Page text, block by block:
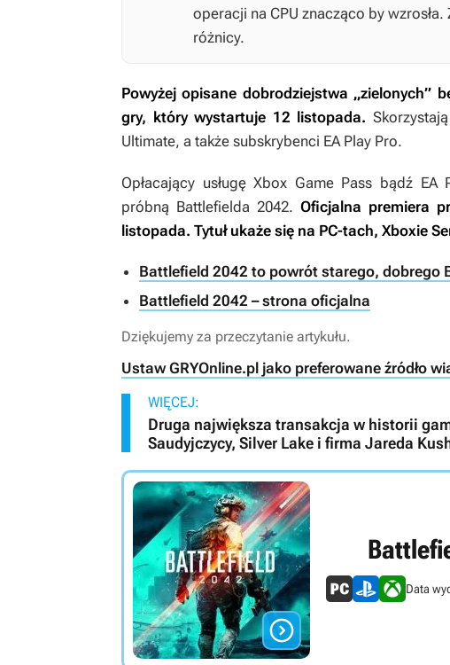
operacji na CPU znacząco by
różnicy.
Powyżej opisane dobrodziejstwa „zielonych”
gry, który wystartuje 12 listopada.
Ultimate, a także subskrybenci EA Play Pro.
Opłacający usługę Xbox Game Pass bądź
próbną Battlefielda 2042. Oficjalna premiera
listopada. Tytuł ukaże się na PC-tach, Xboxie
Battlefield 2042 to powrót starego, dobrego
Battlefield 2042 – strona oficjalna
Dziękujemy za przeczytanie artykułu.
Ustaw GRYOnline.pl jako preferowane źródło
WIĘCEJ:
Druga największa transakcja w historii
Saudyjczycy, Silver Lake i firma Jareda

Data